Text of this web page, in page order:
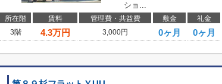
ショ...
所在階 賃料 管理費・共益費 敷金 礼金
3階
4.3万円 3,000円 0ヶ月 0ヶ月